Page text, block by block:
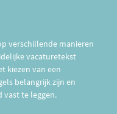
verschillende manieren
vacaturetekst
kiezen van een
belangrijk zijn en
vast te leggen.